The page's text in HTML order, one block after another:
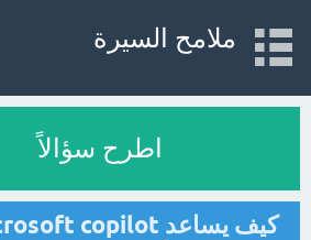
ملامح السيرة
اطرح سؤالاً